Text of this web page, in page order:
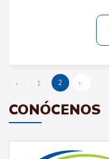
‹ 1 2 ›
CONÓCENOS